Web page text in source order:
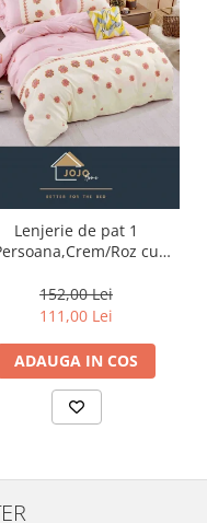
Lenjerie de pat 1
Roz cu
152,00 Lei
111,00 Lei
ADAUGA IN COS